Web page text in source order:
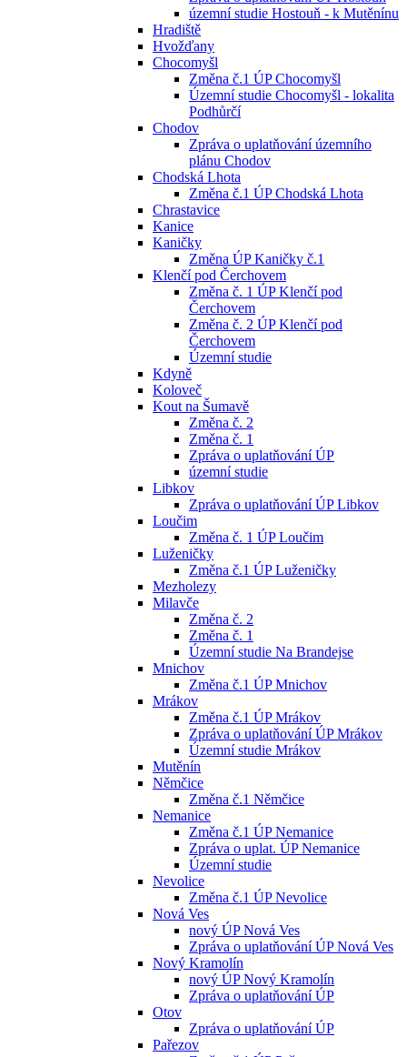
územní studie Hostouň - k Mutěnínu
Hradiště
Hvožďany
Chocomyšl
Změna č.1 ÚP Chocomyšl
Územní studie Chocomyšl - lokalita
Podhůrčí
Chodov
Zpráva o uplatňování územního
plánu Chodov
Chodská Lhota
Změna č.1 ÚP Chodská Lhota
Chrastavice
Kanice
Kaničky
Změna ÚP Kaničky č.1
Klenčí pod Čerchovem
Změna č. 1 ÚP Klenčí pod
Čerchovem
Změna č. 2 ÚP Klenčí pod
Čerchovem
Územní studie
Kdyně
Koloveč
Kout na Šumavě
Změna č. 2
Změna č. 1
Zpráva o uplatňování ÚP
územní studie
Libkov
Zpráva o uplatňování ÚP Libkov
Loučim
Změna č. 1 ÚP Loučim
Luženičky
Změna č.1 ÚP Luženičky
Mezholezy
Milavče
Změna č. 2
Změna č. 1
Územní studie Na Brandejse
Mnichov
Změna č.1 ÚP Mnichov
Mrákov
Změna č.1 ÚP Mrákov
Zpráva o uplatňování ÚP Mrákov
Územní studie Mrákov
Mutěnín
Němčice
Změna č.1 Němčice
Nemanice
Změna č.1 ÚP Nemanice
Zpráva o uplat. ÚP Nemanice
Územní studie
Nevolice
Změna č.1 ÚP Nevolice
Nová Ves
nový ÚP Nová Ves
Zpráva o uplatňování ÚP Nová Ves
Nový Kramolín
nový ÚP Nový Kramolín
Zpráva o uplatňování ÚP
Otov
Zpráva o uplatňování ÚP
Pařezov